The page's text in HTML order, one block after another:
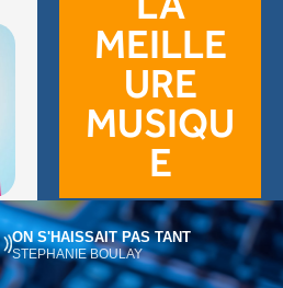
ON S'HAISSAIT PAS TANT
STEPHANIE BOULAY